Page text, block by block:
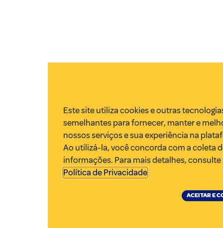
Este site utiliza cookies e outras
semelhantes para fornecer, manter e
nossos serviços e sua experiência na
Ao utilizá-la, você concorda com a coleta
informações. Para mais detalhes, consulte
Política de Privacidade.
ACEITAR E